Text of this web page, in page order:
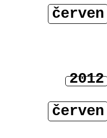
červen
2012
červen